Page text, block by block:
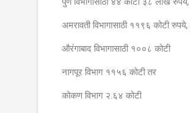
अमरावती विभागासाठी ११९६ कोटी रुपये,
औरंगाबाद विभागासाठी १००८ कोटी
नागपूर विभाग ११५६ कोटी तर
कोकण विभाग २.६४ कोटी